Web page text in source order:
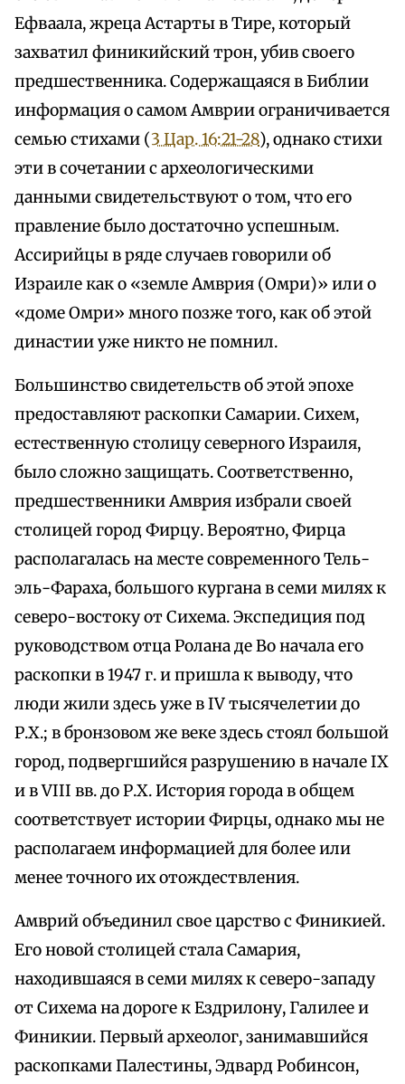
Ефваала, жреца Астарты в Тире, который
захватил финикийский трон, убив своего
предшественника. Содержащаяся в Библии
информация о самом Амврии ограничивается
семью стихами (3 Цар. 16:21-28), однако стихи
эти в сочетании с археологическими
данными свидетельствуют о том, что его
правление было достаточно успешным.
Ассирийцы в ряде случаев говорили об
Израиле как о «земле Амврия (Омри)» или о
«доме Омри» много позже того, как об этой
династии уже никто не помнил.
Большинство свидетельств об этой эпохе
предоставляют раскопки Самарии. Сихем,
естественную столицу северного Израиля,
было сложно защищать. Соответственно,
предшественники Амврия избрали своей
столицей город Фирцу. Вероятно, Фирца
располагалась на месте современного Тель-
эль-Фараха, большого кургана в семи милях к
северо-востоку от Сихема. Экспедиция под
руководством отца Ролана де Во начала его
раскопки в 1947 г. и пришла к выводу, что
люди жили здесь уже в IV тысячелетии до
Р.Х.; в бронзовом же веке здесь стоял большой
город, подвергшийся разрушению в начале IX
и в VIII вв. до Р.Х. История города в общем
соответствует истории Фирцы, однако мы не
располагаем информацией для более или
менее точного их отождествления.
Амврий объединил свое царство с Финикией.
Его новой столицей стала Самария,
находившаяся в семи милях к северо-западу
от Сихема на дороге к Ездрилону, Галилее и
Финикии. Первый археолог, занимавшийся
раскопками Палестины, Эдвард Робинсон,